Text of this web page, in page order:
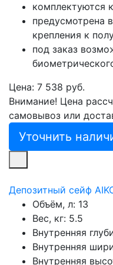
комплектуются
предусмотрена
крепления к
под заказ
Цена: 7 538 руб.
Внимание! Цена
самовывоз или
Уточнить
Депозитный сейф
Объём, л: 13
Вес, кг: 5.5
Внутренняя
Внутренняя
Внутренняя